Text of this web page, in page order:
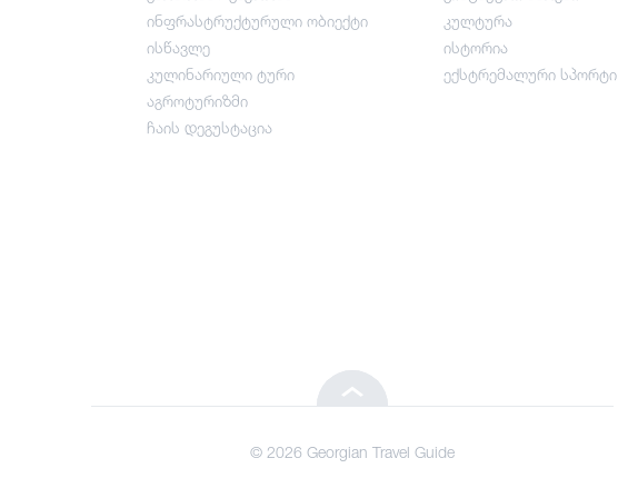
გართობა / ვაჭრობა
ჩაის დეგუსტაცია
ინფრასტრუქტურული ობიექტი
ისწავლე
კულინარიული ტური
აგროტურიზმი
ჩაის დეგუსტაცია
კულტურა
ისტორია
ექსტრემალური სპორტი
© 2026 Georgian Travel Guide